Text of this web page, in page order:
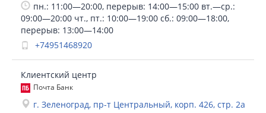
пн.: 11:00—20:00, перерыв: 14:00—15:00 вт.—ср.:
09:00—20:00 чт., пт.: 10:00—19:00 сб.: 09:00—18:00,
перерыв: 13:00—14:00
+74951468920
Клиентский центр
Почта Банк
г. Зеленоград, пр-т Центральный, корп. 426, стр. 2а